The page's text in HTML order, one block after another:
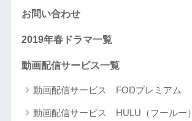
お問い合わせ
2019年春ドラマ一覧
動画配信サービス一覧
動画配信サービス FODプレミアム
動画配信サービス HULU（フールー）